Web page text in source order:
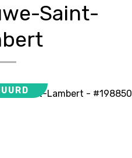
Saint-